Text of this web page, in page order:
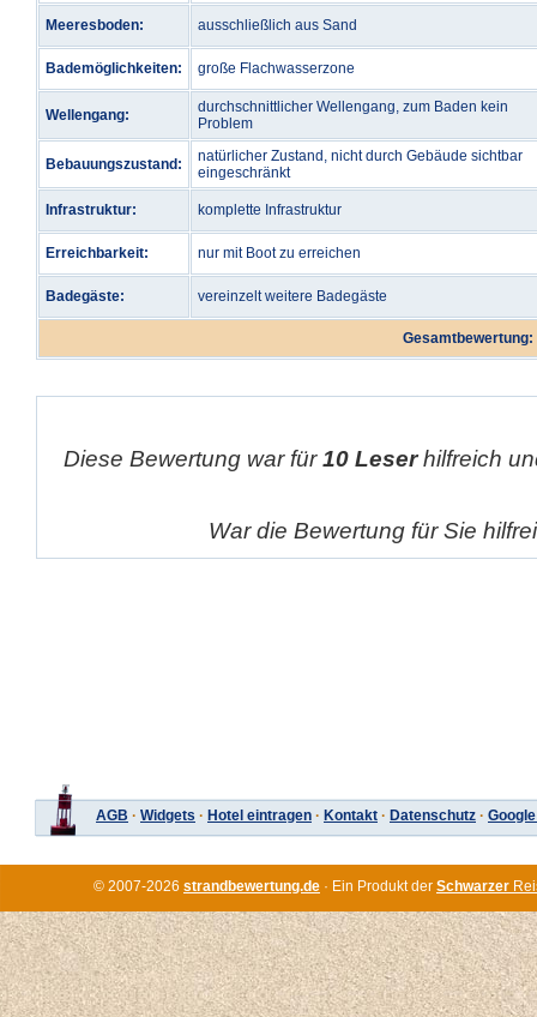
Meeresboden: ausschließlich aus Sand
Bademöglichkeiten: große Flachwasserzone
Wellengang:
durchschnittlicher Wellengang, zum Baden kein
Problem
Bebauungszustand:
natürlicher Zustand, nicht durch Gebäude sichtbar
eingeschränkt
Infrastruktur: komplette Infrastruktur
Erreichbarkeit: nur mit Boot zu erreichen
Badegäste: vereinzelt weitere Badegäste
Gesamtbewertung:
Diese Bewertung war für10 Leserhilfreich
War die Bewertung für Sie
AGB · Widgets · Hotel eintragen · Kontakt · Datenschutz ·
© 2007-2026 strandbewertung.de · Ein Produkt der Schwarzer